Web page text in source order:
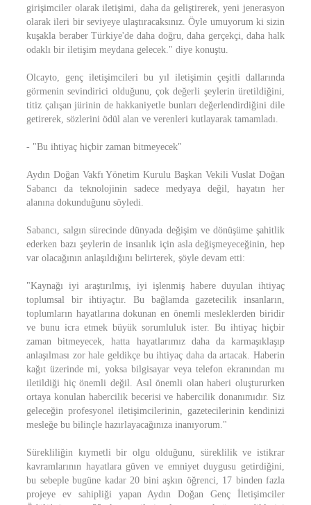
girişimciler olarak iletişimi, daha da geliştirerek, yeni jenerasyon
olarak ileri bir seviyeye ulaştıracaksınız. Öyle umuyorum ki sizin
kuşakla beraber Türkiye'de daha doğru, daha gerçekçi, daha halk
odaklı bir iletişim meydana gelecek." diye konuştu.
Olcayto, genç iletişimcileri bu yıl iletişimin çeşitli dallarında
görmenin sevindirici olduğunu, çok değerli şeylerin üretildiğini,
titiz çalışan jürinin de hakkaniyetle bunları değerlendirdiğini dile
getirerek, sözlerini ödül alan ve verenleri kutlayarak tamamladı.
- "Bu ihtiyaç hiçbir zaman bitmeyecek"
Aydın Doğan Vakfı Yönetim Kurulu Başkan Vekili Vuslat Doğan
Sabancı da teknolojinin sadece medyaya değil, hayatın her
alanına dokunduğunu söyledi.
Sabancı, salgın sürecinde dünyada değişim ve dönüşüme şahitlik
ederken bazı şeylerin de insanlık için asla değişmeyeceğinin, hep
var olacağının anlaşıldığını belirterek, şöyle devam etti:
"Kaynağı iyi araştırılmış, iyi işlenmiş habere duyulan ihtiyaç
toplumsal bir ihtiyaçtır. Bu bağlamda gazetecilik insanların,
toplumların hayatlarına dokunan en önemli mesleklerden biridir
ve bunu icra etmek büyük sorumluluk ister. Bu ihtiyaç hiçbir
zaman bitmeyecek, hatta hayatlarımız daha da karmaşıklaşıp
anlaşılması zor hale geldikçe bu ihtiyaç daha da artacak. Haberin
kağıt üzerinde mi, yoksa bilgisayar veya telefon ekranından mı
iletildiği hiç önemli değil. Asıl önemli olan haberi oluştururken
ortaya konulan habercilik becerisi ve habercilik donanımıdır. Siz
geleceğin profesyonel iletişimcilerinin, gazetecilerinin kendinizi
mesleğe bu bilinçle hazırlayacağınıza inanıyorum."
Sürekliliğin kıymetli bir olgu olduğunu, süreklilik ve istikrar
kavramlarının hayatlara güven ve emniyet duygusu getirdiğini,
bu sebeple bugüne kadar 20 bini aşkın öğrenci, 17 binden fazla
projeye ev sahipliği yapan Aydın Doğan Genç İletişimciler